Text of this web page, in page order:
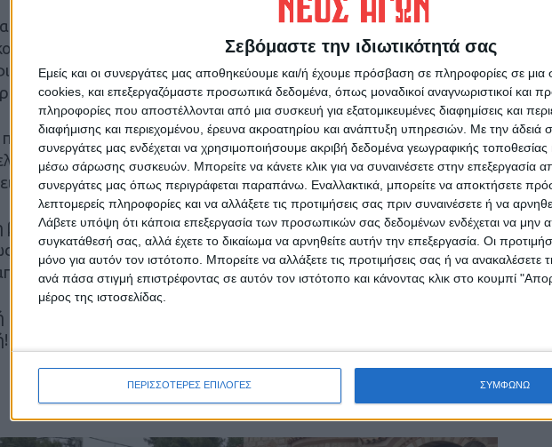
Σεβόμαστε την ιδιωτικότητά σας
Εμείς και οι συνεργάτες μας αποθηκεύουμε και/ή έχουμε πρόσβαση σε πληροφορίες σε
cookies, και επεξεργαζόμαστε προσωπικά δεδομένα, όπως μοναδικοί αναγνωριστικοί και
πληροφορίες που αποστέλλονται από μια συσκευή για εξατομικευμένες διαφημίσεις και
διαφήμισης και περιεχομένου, έρευνα ακροατηρίου και ανάπτυξη υπηρεσιών. Με την άδειά
συνεργάτες μας ενδέχεται να χρησιμοποιήσουμε ακριβή δεδομένα γεωγραφικής τοποθεσίας
μέσω σάρωσης συσκευών. Μπορείτε να κάνετε κλικ για να συναινέσετε στην επεξεργασία
συνεργάτες μας όπως περιγράφεται παραπάνω. Εναλλακτικά, μπορείτε να αποκτήσετε
λεπτομερείς πληροφορίες και να αλλάξετε τις προτιμήσεις σας πριν συναινέσετε ή να
Λάβετε υπόψη ότι κάποια επεξεργασία των προσωπικών σας δεδομένων ενδέχεται να μην
συγκατάθεσή σας, αλλά έχετε το δικαίωμα να αρνηθείτε αυτήν την επεξεργασία. Οι
μόνο για αυτόν τον ιστότοπο. Μπορείτε να αλλάξετε τις προτιμήσεις σας ή να ανακαλέσετε
ανά πάσα στιγμή επιστρέφοντας σε αυτόν τον ιστότοπο και κάνοντας κλικ στο κουμπί
μέρος της ιστοσελίδας.
ΠΕΡΙΣΣΟΤΕΡΕΣ ΕΠΙΛΟΓΕΣ ΣΥΜΦΩΝΩ
τηλεπαρακολούθηση κι όχι για φυσική παρουσία στην εξέδρα.
ελικίκου” που με τίποτα δεν μπορεί ν’ αντικαταστήσει τη
σ’ ένα αθλητικό γεγονός, όπως κι ενός θεατή σε μια
παράσταση!
θα μπορούμε να πάμε στα γήπεδα, στους συναυλιακούς χώρους
και μαζικά χωρίς να κινδυνεύουμε να συλληφθούμε από…
κατά πως φαίνεται θ’ αργήσει ακόμη πολύ.
βγάζουμε με…. τηλεκπαίδευση! Να είναι καλά και η Κεραμέως
που… εκσυγχρόνισε την παιδεία και θα μπορούμε και εμείς οι
απολαμβάνουμε αγώνες εξ αποστάσεως!!!
μάλιστα ξεκινάει και η Αναγέννηση στη Γ εθνική. Ποιος τη
Πραγματική… χλιδή λέμε!!!
παραΣΠΟΝΤ(ί)ΕΣ